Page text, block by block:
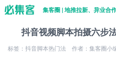
集客圈 | 地推拉新、异业合
抖音视频脚本拍摄六步
标签：抖音脚本热门法 作者：集客圈小